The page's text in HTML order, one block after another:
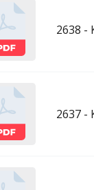
2638 -
2637 -